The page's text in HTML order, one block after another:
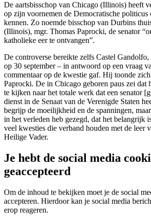
De aartsbisschop van Chicago (Illinois) heeft
op zijn voornemen de Democratische politicus
kennen. Zo noemde bisschop van Durbins
(Illinois), mgr. Thomas Paprocki, de senator
katholieke eer te ontvangen”.
De controverse bereikte zelfs Castel
op 30 september – in antwoord op een vraag
commentaar op de kwestie gaf. Hij toonde
Paprocki. De in Chicago geboren paus zei dat
te kijken naar het totale werk dat een senator
dienst in de Senaat van de Verenigde Staten
begrijp de moeilijkheid en de spanningen,
in het verleden heb gezegd, dat het belangrijk
veel kwesties die verband houden met de leer
Heilige Vader.
Je hebt de social media
geaccepteerd
Om de inhoud te bekijken moet je de social
accepteren. Hierdoor kan je social media
erop reageren.